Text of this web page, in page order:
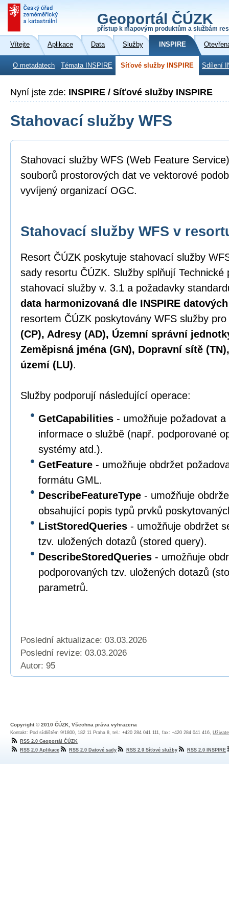
Geoportál ČÚZK
přístup k mapovým produktům a službám
Vítejte Aplikace Data Služby INSPIRE
O metadatech Témata INSPIRE Síťové služby INSPIRE Sdílení
Nyní jste zde: INSPIRE / Síťové služby INSPIRE
Stahovací služby WFS
Stahovací služby WFS (Web Feature
souborů prostorových dat ve vektorové
vyvíjený organizací OGC.
Stahovací služby WFS v
Resort ČÚZK poskytuje stahovací služby
sady resortu ČÚZK. Služby splňují Technické
stahovací služby v. 3.1 a požadavky
data harmonizovaná dle INSPIRE
resortem ČÚZK poskytovány WFS služby
(CP), Adresy (AD), Územní správní
Zeměpisná jména (GN), Dopravní sítě
území (LU).
Služby podporují následující operace:
GetCapabilities - umožňuje požadovat
informace o službě (např. podporované
systémy atd.).
GetFeature - umožňuje obdržet
formátu GML.
DescribeFeatureType - umožňuje
obsahující popis typů prvků
ListStoredQueries - umožňuje obdržet
tzv. uložených dotazů (stored query).
DescribeStoredQueries - umožňuje
podporovaných tzv. uložených dotazů
parametrů.
Poslední aktualizace: 03.03.2026
Poslední revize: 03.03.2026
Autor: 95
Copyright © 2010 ČÚZK, Všechna práva vyhrazena
Kontakt: Pod sídlištěm 9/1800, 182 11 Praha 8, tel.: +420 284 041 111, fax: +420 284 041 416,
RSS 2.0 Geoportál ČÚZK
RSS 2.0 Aplikace
RSS 2.0 Datové sady RSS 2.0 Síťové služby RSS 2.0 INSPIRE